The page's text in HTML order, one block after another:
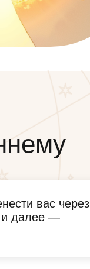
вас через
и далее —